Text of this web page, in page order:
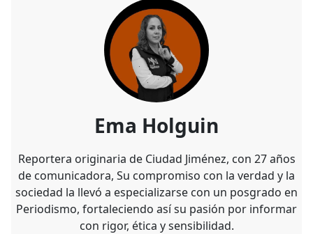
Ema Holguin
Reportera originaria de Ciudad Jiménez, con 27 años
de comunicadora, Su compromiso con la verdad y la
sociedad la llevó a especializarse con un posgrado en
Periodismo, fortaleciendo así su pasión por informar
con rigor, ética y sensibilidad.